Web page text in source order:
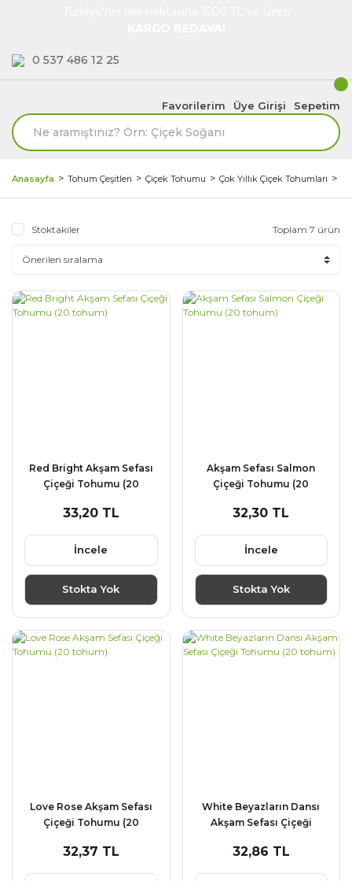
0 537 486 12 25
Favorilerim Üye Girişi Sepetim
Anasayfa Tohum Çeşitleri Çiçek Tohumu Çok Yıllık Çiçek Tohumları
Stoktakiler Toplam 7 ürün
Red Bright Akşam Sefası
Çiçeği Tohumu (20
33,20 TL
İncele
Stokta Yok
Akşam Sefası Salmon
Çiçeği Tohumu (20
32,30 TL
İncele
Stokta Yok
Love Rose Akşam Sefası
Çiçeği Tohumu (20
32,37 TL
White Beyazların Dansı
Akşam Sefası Çiçeği
32,86 TL